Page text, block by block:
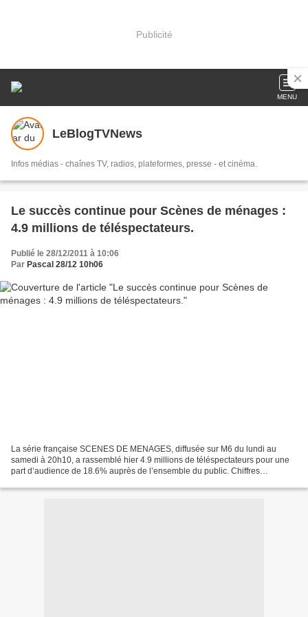
Publicité
MENU
LeBlogTVNews
Infos médias - chaînes TV, radios, plateformes, presse - et cinéma.
Le succès continue pour Scènes de ménages :
4.9 millions de téléspectateurs.
Publié le 28/12/2011 à 10:06
Par Pascal 28/12 10h06
La série française SCENES DE MENAGES, diffusée sur M6 du lundi au
samedi à 20h10, a rassemblé hier 4.9 millions de téléspectateurs pour une
part d’audience de 18.6% auprès de l’ensemble du public. Chiffres